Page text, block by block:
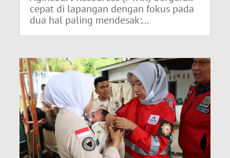
cepat di lapangan dengan fokus pada
dua hal paling mendesak:...